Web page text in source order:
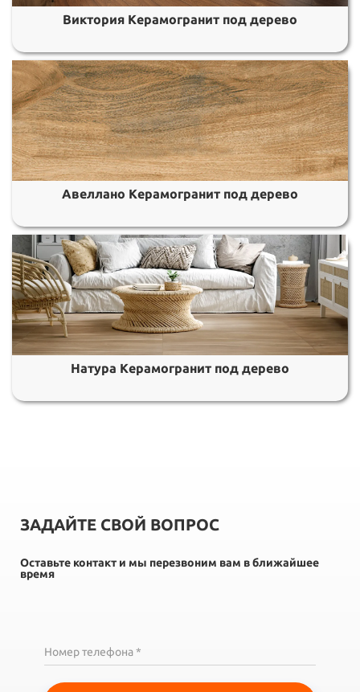
Виктория Керамогранит под дерево
Авеллано Керамогранит под дерево
Натура Керамогранит под дерево
ЗАДАЙТЕ СВОЙ ВОПРОС
Оставьте контакт и мы перезвоним вам в ближайшее
время
Номер телефона *